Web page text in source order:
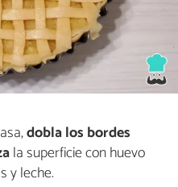
dobla los bordes
la superficie con huevo
y leche.